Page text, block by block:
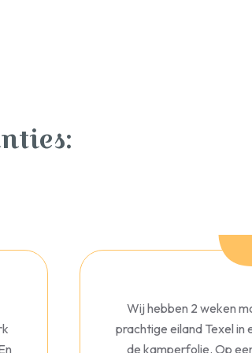
Wij hebben 2 weken
prachtige eiland Texel in
de kamperfolie. Op